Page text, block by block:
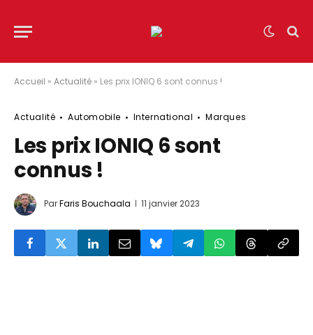
Accueil » Actualité » Les prix IONIQ 6 sont connus !
Actualité Automobile International Marques
Les prix IONIQ 6 sont
connus !
ParFaris Bouchaala 11 janvier 2023